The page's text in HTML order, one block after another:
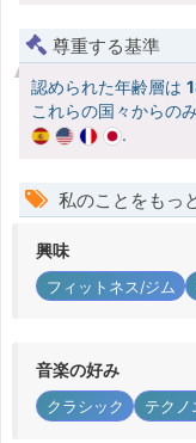
尊重する基準
認められた年齢層は
これらの国々からの
.
私のことをもっ
興味
フィットネス/ジム
音楽の好み
クラシック テクノ